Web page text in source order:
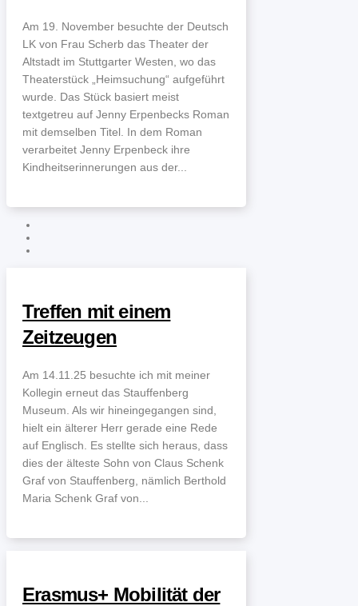
Am 19. November besuchte der Deutsch
LK von Frau Scherb das Theater der
Altstadt im Stuttgarter Westen, wo das
Theaterstück „Heimsuchung“ aufgeführt
wurde. Das Stück basiert meist
textgetreu auf Jenny Erpenbecks Roman
mit demselben Titel. In dem Roman
verarbeitet Jenny Erpenbeck ihre
Kindheitserinnerungen aus der...
Treffen mit einem
Zeitzeugen
Am 14.11.25 besuchte ich mit meiner
Kollegin erneut das Stauffenberg
Museum. Als wir hineingegangen sind,
hielt ein älterer Herr gerade eine Rede
auf Englisch. Es stellte sich heraus, dass
dies der älteste Sohn von Claus Schenk
Graf von Stauffenberg, nämlich Berthold
Maria Schenk Graf von...
Erasmus+ Mobilität der